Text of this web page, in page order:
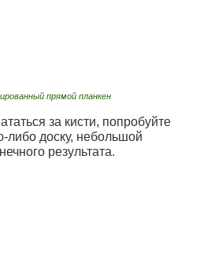
прямой планкен
за кисти, попробуйте
либо доску, небольшой
результата.